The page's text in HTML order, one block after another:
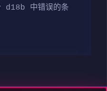
d18b 中错误的条